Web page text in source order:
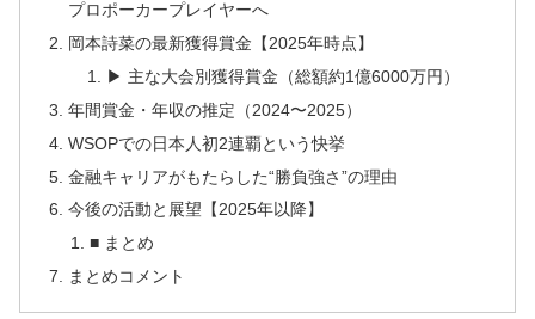
プロポーカープレイヤーへ
岡本詩菜の最新獲得賞金【2025年時点】
▶ 主な大会別獲得賞金（総額約1億6000万円）
年間賞金・年収の推定（2024〜2025）
WSOPでの日本人初2連覇という快挙
金融キャリアがもたらした“勝負強さ”の理由
今後の活動と展望【2025年以降】
■ まとめ
まとめコメント